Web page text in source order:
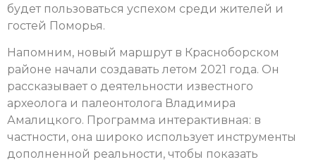
будет пользоваться успехом среди жителей и
гостей Поморья.
Напомним, новый маршрут в Красноборском
районе начали создавать летом 2021 года. Он
рассказывает о деятельности известного
археолога и палеонтолога Владимира
Амалицкого. Программа интерактивная: в
частности, она широко использует инструменты
дополненной реальности, чтобы показать